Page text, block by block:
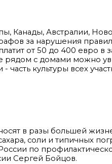
Канады, Австралии,
за нарушения
от 50 до 400 евро в
рядом с домами можно
часть культуры всех
в разы большей
соли и типичных
по
Сергей Бойцов.